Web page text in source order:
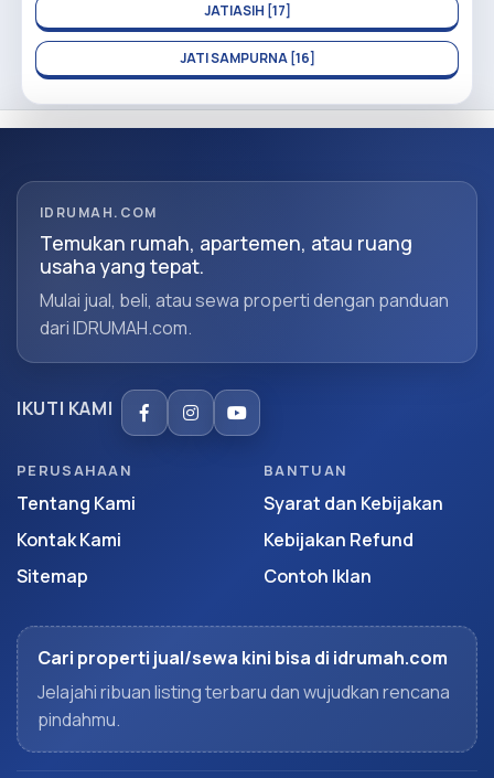
JATIASIH [17]
JATI SAMPURNA [16]
IDRUMAH.COM
Temukan rumah, apartemen, atau ruang
usaha yang tepat.
Mulai jual, beli, atau sewa properti dengan panduan
dari IDRUMAH.com.
IKUTI KAMI
PERUSAHAAN
Tentang Kami
Kontak Kami
Sitemap
BANTUAN
Syarat dan Kebijakan
Kebijakan Refund
Contoh Iklan
Cari properti jual/sewa kini bisa di idrumah.com
Jelajahi ribuan listing terbaru dan wujudkan rencana
pindahmu.